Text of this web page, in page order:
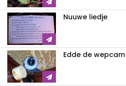
Nuuwe liedje
Edde de